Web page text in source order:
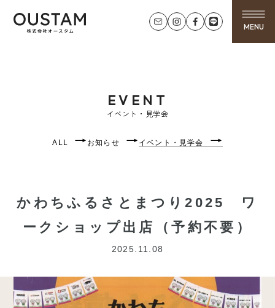
MENU
EVENT
イベント・見学会
ALL お知らせ イベント・見学会
かわちふるさとまつり2025 ワ
ークショップ出店（予約不要）
2025.11.08